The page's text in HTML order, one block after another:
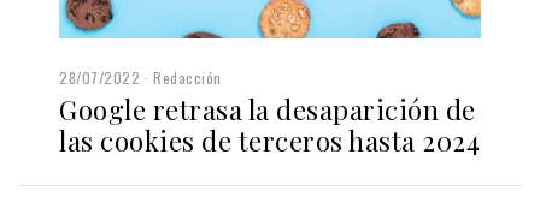
28/07/2022 Redacción
Google retrasa la desaparición de
las cookies de terceros hasta 2024